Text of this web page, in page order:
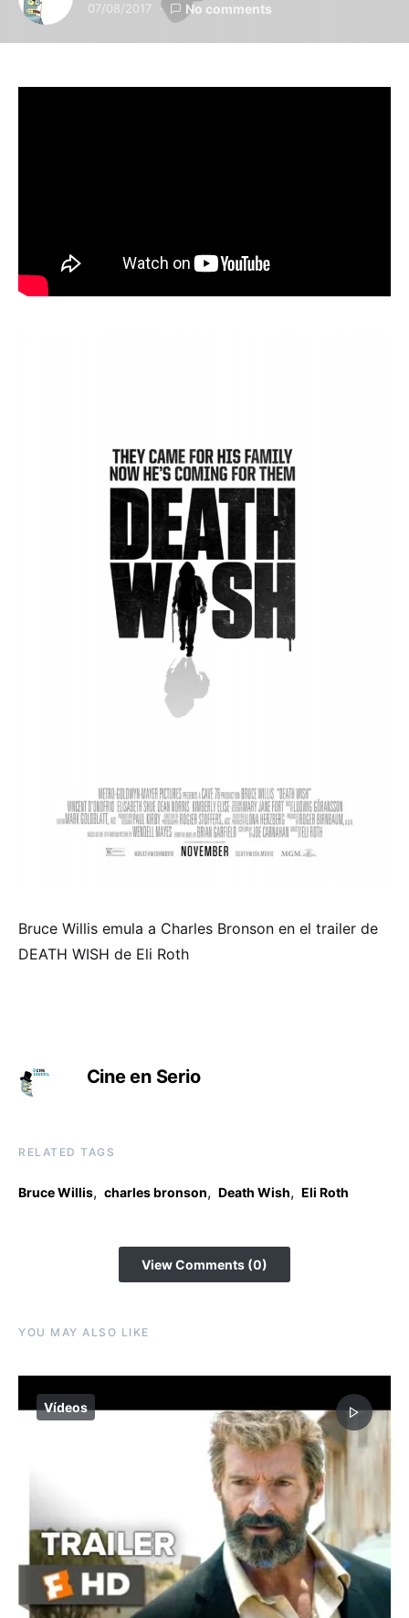
07/08/2017 No comments
Bruce Willis emula a Charles Bronson en el trailer de
DEATH WISH de Eli Roth
Cine en Serio
RELATED TAGS
Bruce Willis, charles bronson, Death Wish, Eli Roth
View Comments (0)
YOU MAY ALSO LIKE
Vídeos